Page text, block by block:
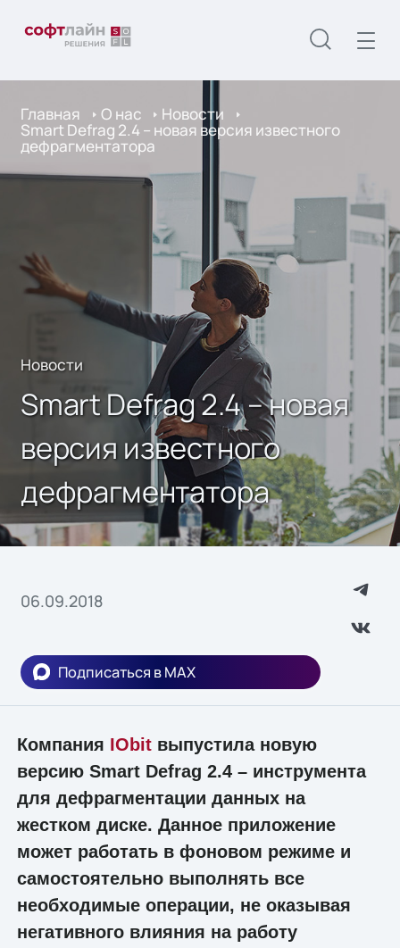
Главная О нас Новости
Smart Defrag 2.4 – новая версия известного
дефрагментатора
Новости
Smart Defrag 2.4 – новая
версия известного
дефрагментатора
06.09.2018
Подписаться в MAX
Компания IObitвыпустила новую
версию Smart Defrag 2.4 – инструмента
для дефрагментации данных на
жестком диске. Данное приложение
может работать в фоновом режиме и
самостоятельно выполнять все
необходимые операции, не оказывая
негативного влияния на работу